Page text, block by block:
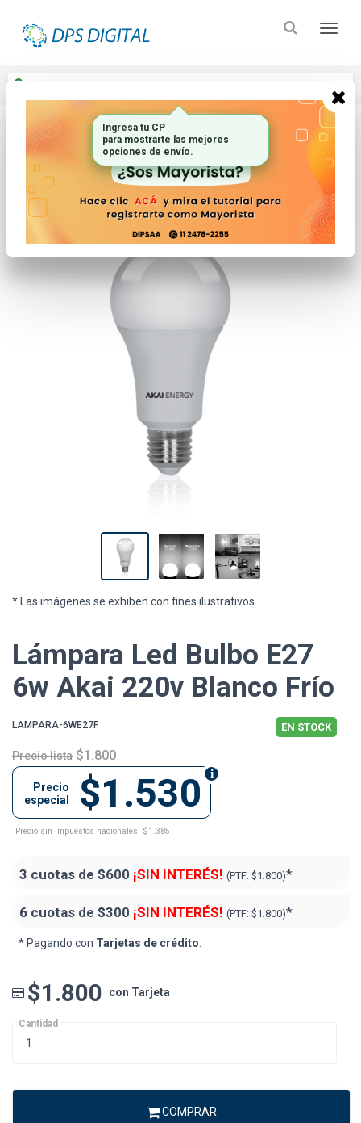
Inicio Iluminacion Lamparas
* Las imágenes se exhiben con fines ilustrativos.
Lámpara Led Bulbo E27
6w Akai 220v Blanco Frío
LAMPARA-6WE27F EN STOCK
Precio lista $1.800
$1.530
Precio
especial
Precio sin impuestos nacionales: $1.385
3 cuotas de $600 ¡SIN INTERÉS! (PTF: $1.800)*
6 cuotas de $300 ¡SIN INTERÉS! (PTF: $1.800)*
* Pagando con Tarjetas de crédito.
$1.800 con Tarjeta
Cantidad
COMPRAR
Ingresa tu CP
para mostrarte las mejores
opciones de envío.